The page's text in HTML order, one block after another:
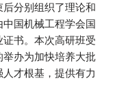
分别组织了理论和
国机械工程学会国
书。本次高研班受
办为加快培养大批
才根基，提供有力